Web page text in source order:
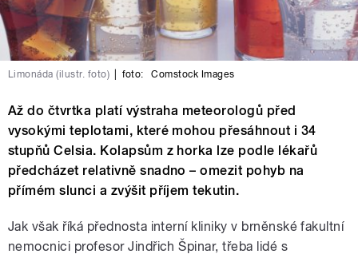
Limonáda (ilustr. foto) foto: Comstock Images
Až do čtvrtka platí výstraha meteorologů před
vysokými teplotami, které mohou přesáhnout i 34
stupňů Celsia. Kolapsům z horka lze podle lékařů
předcházet relativně snadno – omezit pohyb na
přímém slunci a zvýšit příjem tekutin.
Jak však říká přednosta interní kliniky v brněnské fakultní
nemocnici profesor Jindřich Špinar, třeba lidé s